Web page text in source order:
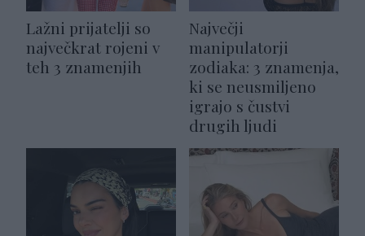
Lažni prijatelji so
največkrat rojeni v
teh 3 znamenjih
Največji
manipulatorji
zodiaka: 3 znamenja,
ki se neusmiljeno
igrajo s čustvi
drugih ljudi